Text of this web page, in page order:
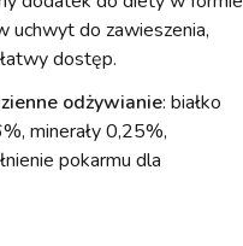
ZAKISZANIE
ZWALCZANIE
SZKODNIKÓW
uchwyt do zawieszenia,
dostęp.
odżywianie: białko
minerały 0,25%,
pokarmu dla